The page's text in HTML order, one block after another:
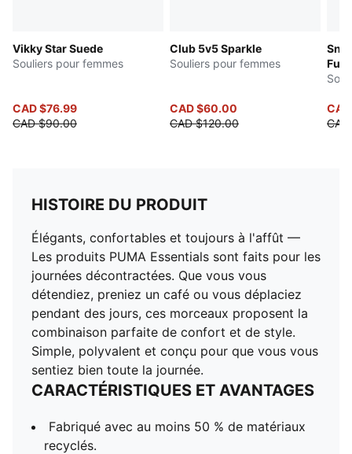
Vikky Star Suede
Souliers pour femmes
CAD $76.99
CAD $90.00
Club 5v5 Sparkle
Souliers pour femmes
CAD $60.00
CAD $120.00
HISTOIRE DU PRODUIT
Élégants, confortables et toujours à l'affût —
Les produits PUMA Essentials sont faits pour les
journées décontractées. Que vous vous
détendiez, preniez un café ou vous déplaciez
pendant des jours, ces morceaux proposent la
combinaison parfaite de confort et de style.
Simple, polyvalent et conçu pour que vous vous
sentiez bien toute la journée.
CARACTÉRISTIQUES ET AVANTAGES
Fabriqué avec au moins 50 % de matériaux
recyclés.